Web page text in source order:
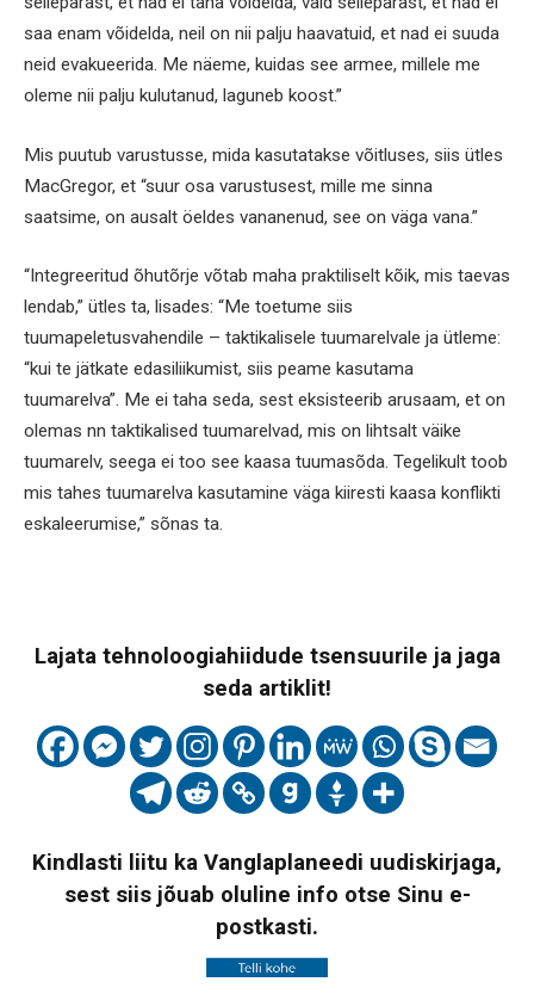
saa enam võidelda, neil on nii palju haavatuid, et nad ei suuda
neid evakueerida. Me näeme, kuidas see armee, millele me
oleme nii palju kulutanud, laguneb koost.”
Mis puutub varustusse, mida kasutatakse võitluses, siis ütles
MacGregor, et “suur osa varustusest, mille me sinna
saatsime, on ausalt öeldes vananenud, see on väga vana.”
“Integreeritud õhutõrje võtab maha praktiliselt kõik, mis taevas
lendab,” ütles ta, lisades: “Me toetume siis
tuumapeletusvahendile – taktikalisele tuumarelvale ja ütleme:
“kui te jätkate edasiliikumist, siis peame kasutama
tuumarelva”. Me ei taha seda, sest eksisteerib arusaam, et on
olemas nn taktikalised tuumarelvad, mis on lihtsalt väike
tuumarelv, seega ei too see kaasa tuumasõda. Tegelikult toob
mis tahes tuumarelva kasutamine väga kiiresti kaasa konflikti
eskaleerumise,” sõnas ta.
Lajata tehnoloogiahiidude tsensuurile ja jaga
seda artiklit!
Kindlasti liitu ka Vanglaplaneedi uudiskirjaga,
sest siis jõuab oluline info otse Sinu e-
postkasti.